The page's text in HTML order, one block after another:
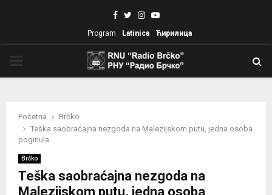
Facebook
TwitterInstagram
Youtube
Program Latinica Ћирилица
Početna
Brčko
Teška saobraćajna nezgoda na Malezijskom putu, jedna osoba
poginula
Brčko
Teška saobraćajna nezgoda na
Malezijskom putu, jedna osoba